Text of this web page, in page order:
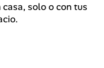
solo o con tus